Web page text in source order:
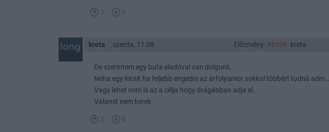
3 0
kreta szerda, 11:08 Előzmény: #6536 kreta
De szerintem egy buta eladóval van dolgunk,
Néha egy kicsit ha feljebb engedni az árfolyamot sokkal többért tudná adni…
Vagy lehet nem is az a célja hogy drágábban adja el..
Valamit nem kerek
2 0